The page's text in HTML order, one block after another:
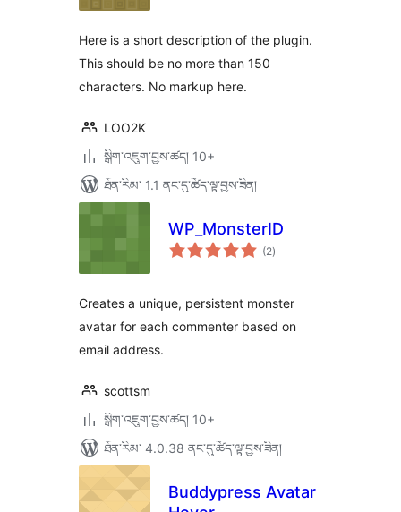
Here is a short description of the plugin.
This should be no more than 150
characters. No markup here.
LOO2K
སྒྲིག་འཇུག་བྱས་ཚད། 10+
ཐོན་རིམ་ 1.1 ནང་དུ་ཚོད་ལྟ་བྱས་ཟིན།
WP_MonsterID
(2གདེང་
འཇོག་
)
Creates a unique, persistent monster
avatar for each commenter based on
email address.
scottsm
སྒྲིག་འཇུག་བྱས་ཚད། 10+
ཐོན་རིམ་ 4.0.38 ནང་དུ་ཚོད་ལྟ་བྱས་ཟིན།
Buddypress Avatar